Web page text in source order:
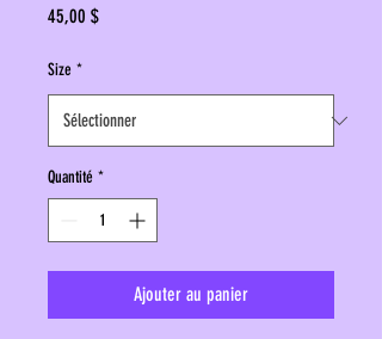
45,00 $Prix
Size *
Quantité *
Ajouter au panier